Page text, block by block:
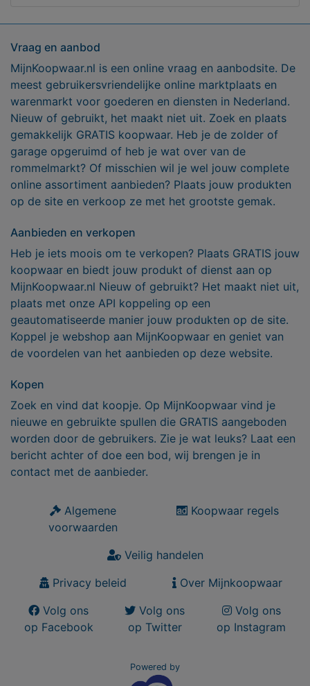
Vraag en aanbod
MijnKoopwaar.nl is een online vraag en aanbodsite. De
meest gebruikersvriendelijke online marktplaats en
warenmarkt voor goederen en diensten in Nederland.
Nieuw of gebruikt, het maakt niet uit. Zoek en plaats
gemakkelijk GRATIS koopwaar. Heb je de zolder of
garage opgeruimd of heb je wat over van de
rommelmarkt? Of misschien wil je wel jouw complete
online assortiment aanbieden? Plaats jouw produkten
op de site en verkoop ze met het grootste gemak.
Aanbieden en verkopen
Heb je iets moois om te verkopen? Plaats GRATIS jouw
koopwaar en biedt jouw produkt of dienst aan op
MijnKoopwaar.nl Nieuw of gebruikt? Het maakt niet uit,
plaats met onze API koppeling op een
geautomatiseerde manier jouw produkten op de site.
Koppel je webshop aan MijnKoopwaar en geniet van
de voordelen van het aanbieden op deze website.
Kopen
Zoek en vind dat koopje. Op MijnKoopwaar vind je
nieuwe en gebruikte spullen die GRATIS aangeboden
worden door de gebruikers. Zie je wat leuks? Laat een
bericht achter of doe een bod, wij brengen je in
contact met de aanbieder.
Algemene
voorwaarden
Koopwaar regels
Veilig handelen
Privacy beleid
Over Mijnkoopwaar
Volg ons
op Facebook
Volg ons
op Twitter
Volg ons
op Instagram
Powered by